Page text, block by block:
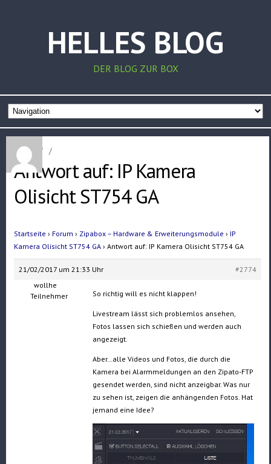
HELLES BLOG
DER BLOG ZUR BOX
Home / /
Antwort auf: IP Kamera
Olisicht ST754 GA
Startseite › Forum › Zipabox – Hardware & Erweiterungsmodule › IP
Kamera Olisicht ST754 GA › Antwort auf: IP Kamera Olisicht ST754 GA
21/02/2017 um 21:33 Uhr
#2774
wollhe
Teilnehmer
So richtig will es nicht klappen!
Livestream lässt sich problemlos ansehen,
Fotos lassen sich schießen und werden auch
angezeigt.
Aber…alle Videos und Fotos, die durch die
Kamera bei Alarmmeldungen an den Zipato-FTP
gesendet werden, sind nicht anzeigbar. Was nur
zu sehen ist, zeigen die anhängenden Fotos. Hat
jemand eine Idee?